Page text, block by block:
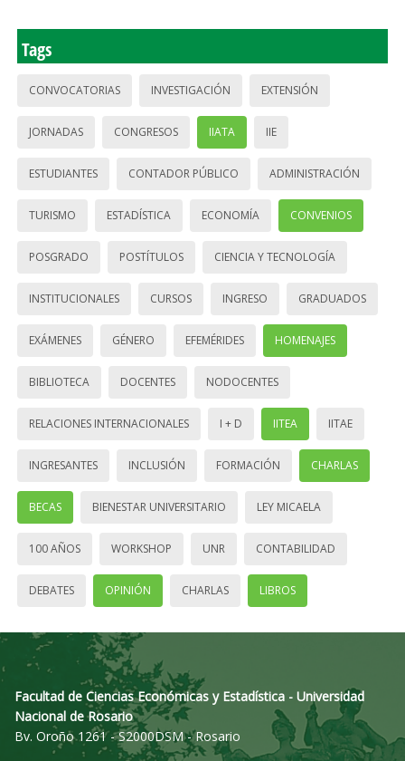
Tags
CONVOCATORIAS INVESTIGACIÓN EXTENSIÓN
JORNADAS CONGRESOS IIATA IIE
ESTUDIANTES CONTADOR PÚBLICO ADMINISTRACIÓN
TURISMO ESTADÍSTICA ECONOMÍA CONVENIOS
POSGRADO POSTÍTULOS CIENCIA Y TECNOLOGÍA
INSTITUCIONALES CURSOS INGRESO GRADUADOS
EXÁMENES GÉNERO EFEMÉRIDES HOMENAJES
BIBLIOTECA DOCENTES NODOCENTES
RELACIONES INTERNACIONALES I + D IITEA IITAE
INGRESANTES INCLUSIÓN FORMACIÓN CHARLAS
BECAS BIENESTAR UNIVERSITARIO LEY MICAELA
100 AÑOS WORKSHOP UNR CONTABILIDAD
DEBATES OPINIÓN CHARLAS LIBROS
Facultad de Ciencias Económicas y Estadística - Universidad
Nacional de Rosario
Bv. Oroño 1261 - S2000DSM - Rosario